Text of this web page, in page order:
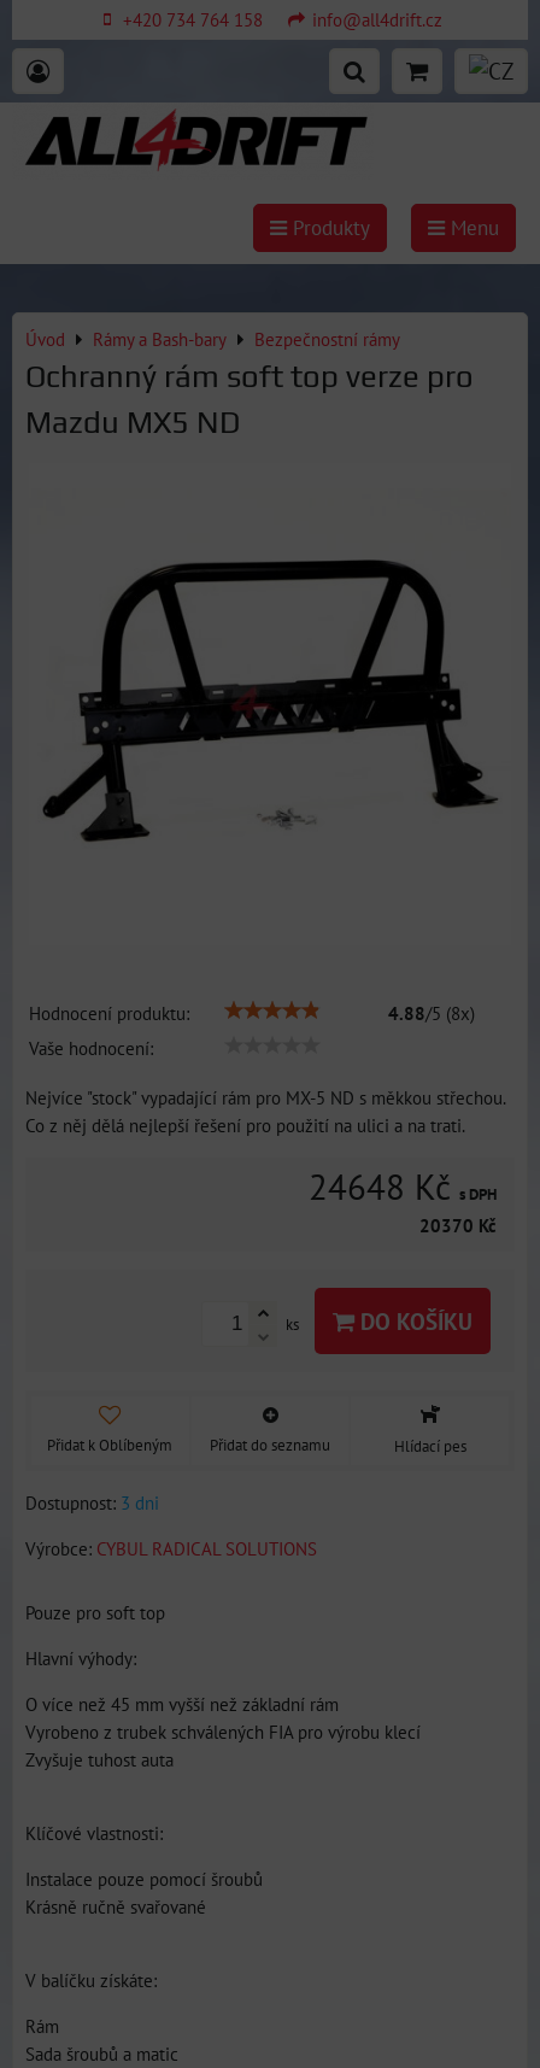
+420 734 764 158 info@all4drift.cz
Produkty Menu
Úvod Rámy a Bash-bary Bezpečnostní rámy
Ochranný rám soft top verze pro
Mazdu MX5 ND
Hodnocení produktu: 4.88/5 (8x)
Vaše hodnocení:
Nejvíce "stock" vypadající rám pro MX-5 ND s měkkou střechou.
Co z něj dělá nejlepší řešení pro použití na ulici a na trati.
24648 Kč s DPH
20370 Kč
ks DO KOŠÍKU
Přidat k Oblíbeným Přidat do seznamu Hlídací pes
Dostupnost: 3 dni
Výrobce: CYBUL RADICAL SOLUTIONS
Pouze pro soft top
Hlavní výhody:
O více než 45 mm vyšší než základní rám
Vyrobeno z trubek schválených FIA pro výrobu klecí
Zvyšuje tuhost auta
Klíčové vlastnosti:
Instalace pouze pomocí šroubů
Krásně ručně svařované
V balíčku získáte:
Rám
Sada šroubů a matic